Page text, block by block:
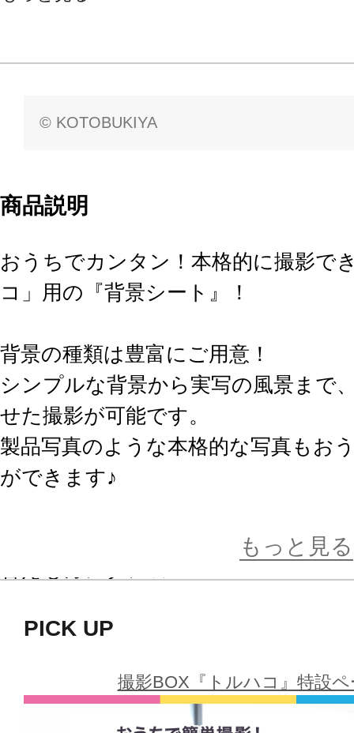
© KOTOBUKIYA
商品説明
おうちでカンタン！本格的に撮影で
コ」用の『背景シート』！
背景の種類は豊富にご用意！
シンプルな背景から実写の風景まで
せた撮影が可能です。
製品写真のような本格的な写真もお
ができます♪
裏側に面ファスナーが付いているの
撮れる便利なアイテムです。
■Vol.5：ラインナップ
お社 / ハート柄 / 爆発 / 魔法陣 / 観光
もっと見る
PICK UP
撮影BOX『トルハコ』特設